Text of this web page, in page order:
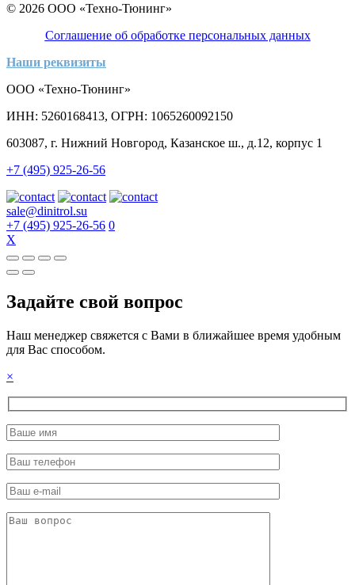
© 2026 ООО «Техно-Тюнинг»
Соглашение об обработке персональных данных
Наши реквизиты
ООО «Техно-Тюнинг»
ИНН: 5260168413, ОГРН: 1065260092150
603087, г. Нижний Новгород, Казанское ш., д.12, корпус 1
+7 (495) 925-26-56
sale@dinitrol.su
+7 (495) 925-26-56 0
X
Задайте свой вопрос
Наш менеджер свяжется с Вами в ближайшее время удобным
для Вас способом.
×